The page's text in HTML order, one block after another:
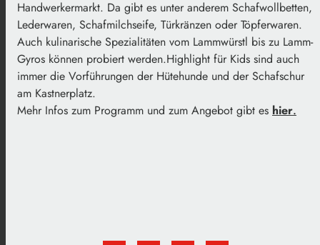
Handwerkermarkt. Da gibt es unter anderem Schafwollbetten,
Lederwaren, Schafmilchseife, Türkränzen oder Töpferwaren.
Auch kulinarische Spezialitäten vom Lammwürstl bis zu Lamm-
Gyros können probiert werden.Highlight für Kids sind auch
immer die Vorführungen der Hütehunde und der Schafschur
am Kastnerplatz.
Mehr Infos zum Programm und zum Angebot gibt es hier.